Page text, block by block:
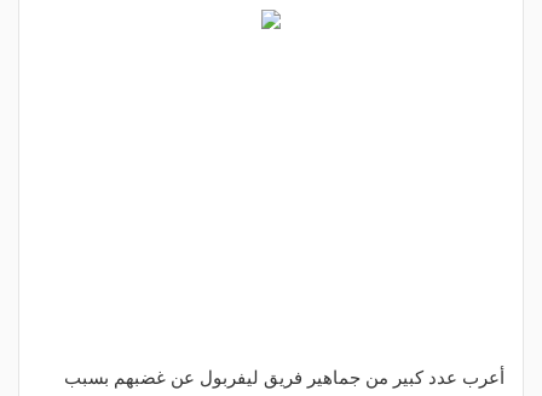
أعرب عدد كبير من جماهير فريق ليفربول عن غضبهم بسبب